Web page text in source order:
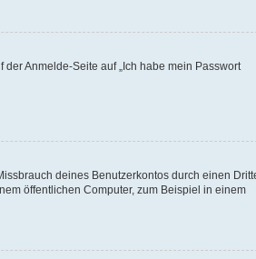
Anmelde-Seite auf „Ich habe mein Passwort
deines Benutzerkontos durch einen
öffentlichen Computer, zum Beispiel in einem